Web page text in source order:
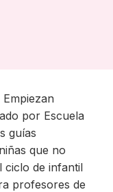
por Escuela
guías
que no
ciclo de infantil
profesores de